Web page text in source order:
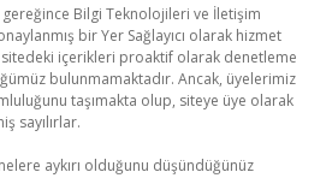
gereğince Bilgi Teknolojileri ve İletişim
bir Yer Sağlayıcı olarak hizmet
içerikleri proaktif olarak denetleme
bulunmamaktadır. Ancak, üyelerimiz
taşımakta olup, siteye üye olarak
sayılırlar.
aykırı olduğunu düşündüğünüz